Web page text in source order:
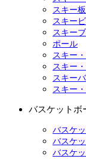
スキー板
スキー
スキー
ポール
スキー
スキー
スキー
スキー
バスケットボ
バスケ
バスケ
バスケ